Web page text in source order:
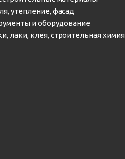
утепление, фасад
и оборудование
лаки, клея, строительная химия